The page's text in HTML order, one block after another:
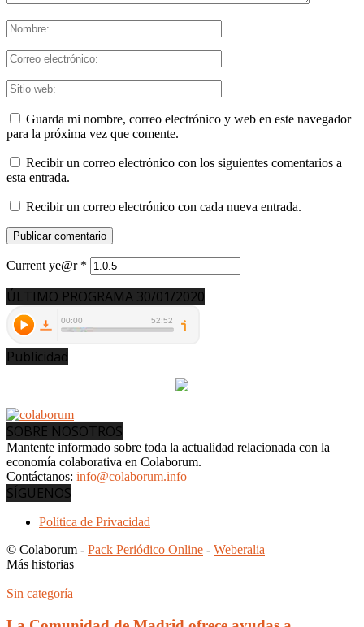
Guarda mi nombre, correo electrónico y web en este navegador
para la próxima vez que comente.
Recibir un correo electrónico con los siguientes comentarios a
esta entrada.
Recibir un correo electrónico con cada nueva entrada.
Current ye@r *
ÚLTIMO PROGRAMA 30/01/2020
Publicidad
SOBRE NOSOTROS
Mantente informado sobre toda la actualidad relacionada con la
economía colaborativa en Colaborum.
Contáctanos: info@colaborum.info
SÍGUENOS
Política de Privacidad
© Colaborum - Pack Periódico Online - Weberalia
Más historias
Sin categoría